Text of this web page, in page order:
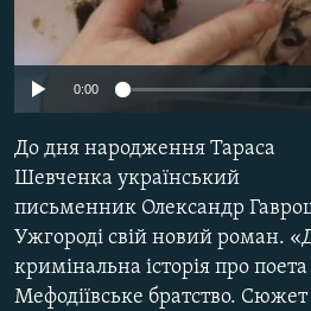
МУЛЬТИМЕДІА
ФОТО
СПЕЦПРОЄКТИ
ПОДКАСТИ
КРИМ РЕАЛІЇ
РУС
УКР
0:00
До дня народження Тараса
Шевченка український
письменник Олександр
Ужгороді свій новий роман.
кримінальна історія про
Мефодіївське братство. Сюжет